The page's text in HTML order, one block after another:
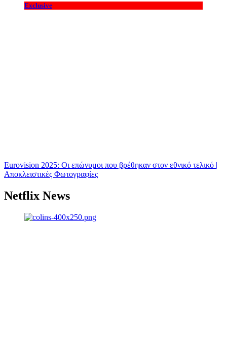
Exclusive
Eurovision 2025: Οι επώνυμοι που βρέθηκαν στον εθνικό τελικό |
Αποκλειστικές Φωτογραφίες
Netflix News